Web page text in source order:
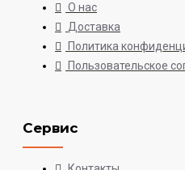
О нас
Доставка
Политика
Пользовательское
Сервис